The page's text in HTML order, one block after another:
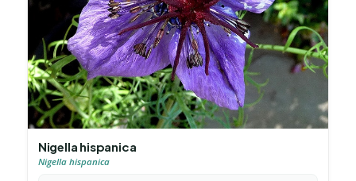
Nigella hispanica
Nigella hispanica